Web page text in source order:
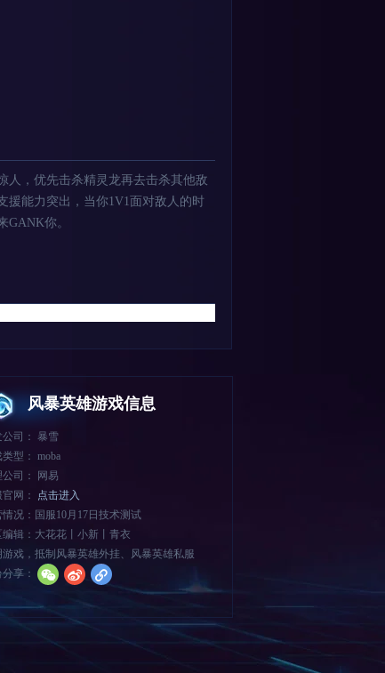
人，优先击杀精灵龙再去击杀其他敌
援能力突出，当你1V1面对敌人的时
GANK你。
风暴英雄游戏信息
公司： 暴雪
型： moba
公司： 网易
官网： 点击进入
情况：国服10月17日技术测试
编辑：大花花丨小新丨青衣
游戏，抵制风暴英雄外挂、风暴英雄私服
享：
w t l